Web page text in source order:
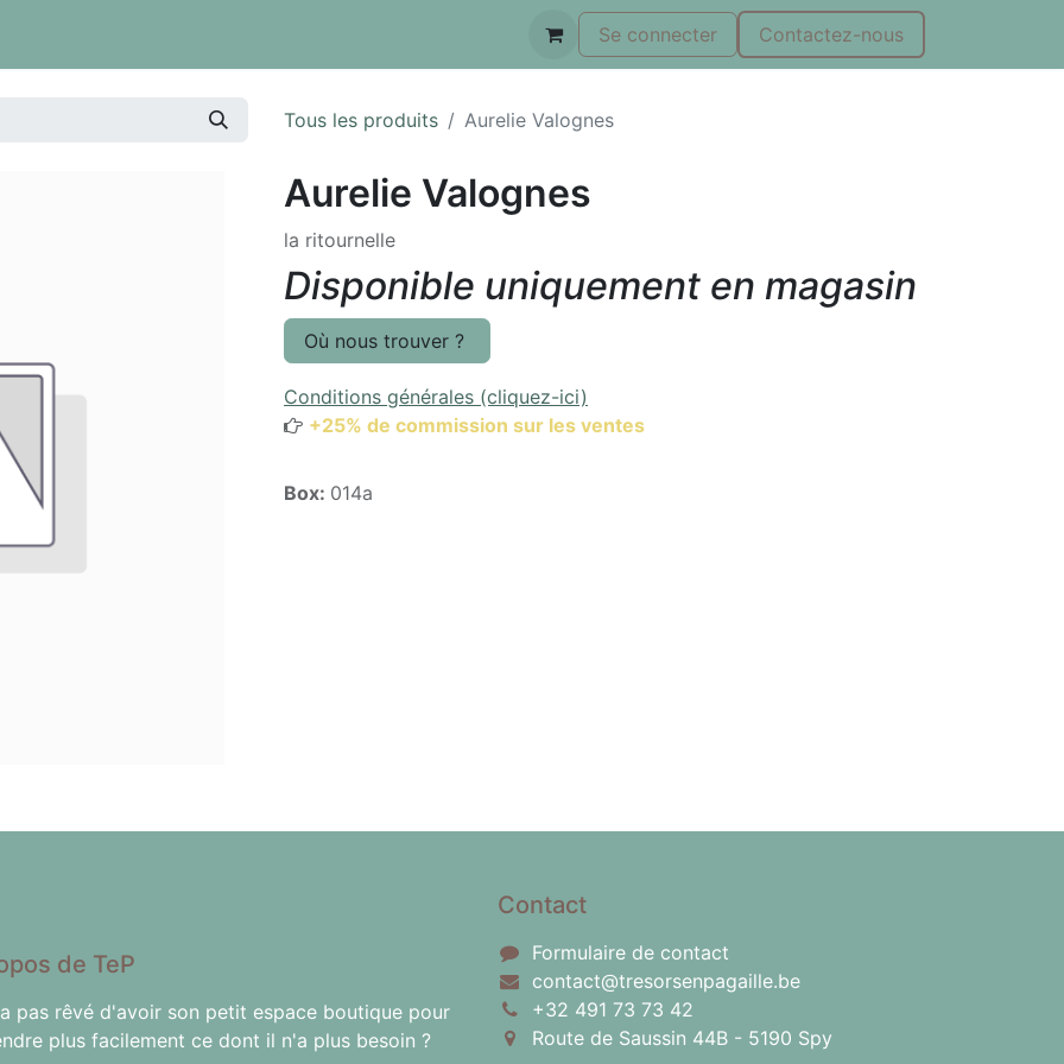
Se connecter Contactez-nous
Tous les produits Aurelie Valognes
Aurelie Valognes
la ritournelle
Disponible uniquement en magasin
Où nous trouver ?
Conditions générales (cliquez-ici)
+25% de commission sur les ventes
Box: 014a
de TeP
pas rêvé d'avoir son petit espace boutique pour
plus facilement ce dont il n'a plus besoin ?
Contact
Formulaire de contact
contact@tresorsenpagaille.be
+32 491 73 73 42
Route de Saussin 44B - 5190 Spy